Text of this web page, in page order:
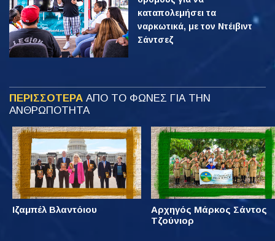
καταπολεμήσει τα
ναρκωτικά, με τον Ντέιβιντ
Σάντσεζ
ΠΕΡΙΣΣΟΤΕΡΑ ΑΠΟ ΤΟ ΦΩΝΕΣ ΓΙΑ ΤΗΝ
ΑΝΘΡΩΠΟΤΗΤΑ
Ιζαμπέλ Βλαντόιου
Αρχηγός Μάρκος Σάντος
Τζούνιορ